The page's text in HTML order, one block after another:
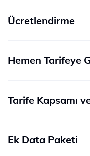
Ücretlendirme
Hemen Tarifeye
Tarife Kapsamı
Ek Data Paketi